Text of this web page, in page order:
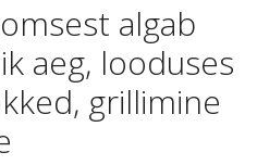
algab
aeg, looduses
grillimine